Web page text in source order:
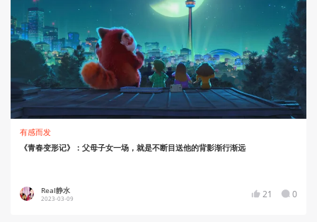
有感而发
《青春变形记》：父母子女一场，就是不断目送他的背影渐行渐远
Real静水
2023-03-09 21 0